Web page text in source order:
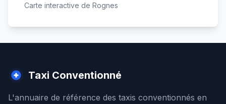
Carte interactive de Rognes
Taxi Conventionné
L'annuaire de référence des taxis conventionnés en